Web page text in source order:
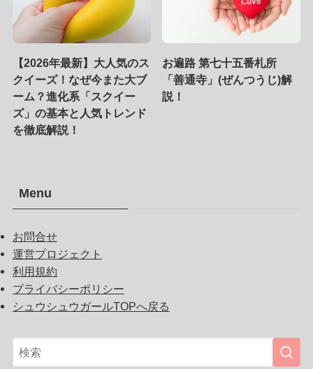
【2026年最新】大人気のス
クイーズ！なぜ今また大ブ
ーム？進化系「スクイー
ズ」の基本と人気トレンド
を徹底解説！
お遍路 第七十五番札所
「善通寺」(ぜんつうじ)解
説！
Menu
お問合せ
運営プロジェクト
利用規約
プライバシーポリシー
シュウシュウガールTOPへ戻る